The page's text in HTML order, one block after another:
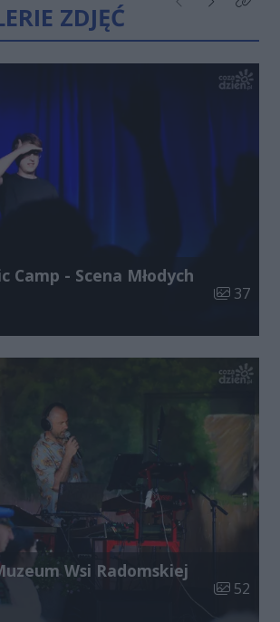
ZDJĘĆ
Poprzednie
NastępneKliknij
Camp - Scena Młodych
Liczba
37
Wsi Radomskiej
Liczba
52